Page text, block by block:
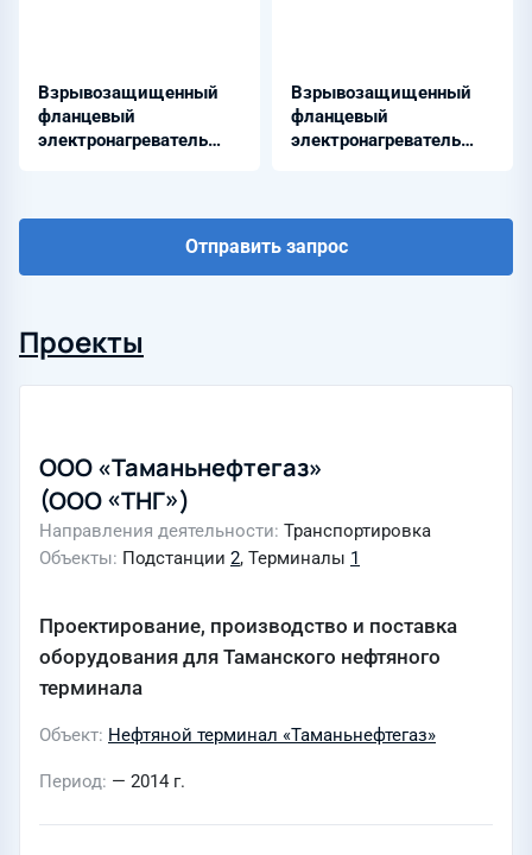
Взрывозащищенный
фланцевый
электронагреватель
Взрывозащищенный
фланцевый
электронагреватель
Отправить запрос
Проекты
ООО «Таманьнефтегаз»
(ООО «ТНГ»)
Направления деятельности Транспортировка
Объекты Подстанции 2, Терминалы 1
Проектирование, производство и поставка
оборудования для Таманского нефтяного
терминала
Объект Нефтяной терминал «Таманьнефтегаз»
Период — 2014 г.